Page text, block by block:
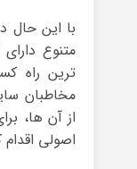
با این حال
متنوع
ترین راه
مخاطبان
از آن ها،
اصولی اقدام